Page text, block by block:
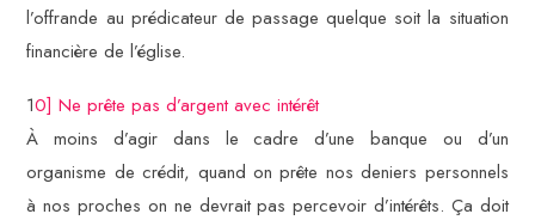
l’offrande au prédicateur de passage quelque soit la situation
financière de l’église.
10] Ne prête pas d’argent avec intérêt
À moins d’agir dans le cadre d’une banque ou d’un
organisme de crédit, quand on prête nos deniers personnels
à nos proches on ne devrait pas percevoir d’intérêts. Ça doit